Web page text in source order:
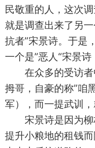
民敬重的人，这次
就是调查出来了另
抗者”宋景诗。于是
一个是”恶人“宋景诗
在众多的受访者
拇哥，自豪的称”咱
军），而一提武训，
宋景诗是因为柳
提升小粮地的租钱